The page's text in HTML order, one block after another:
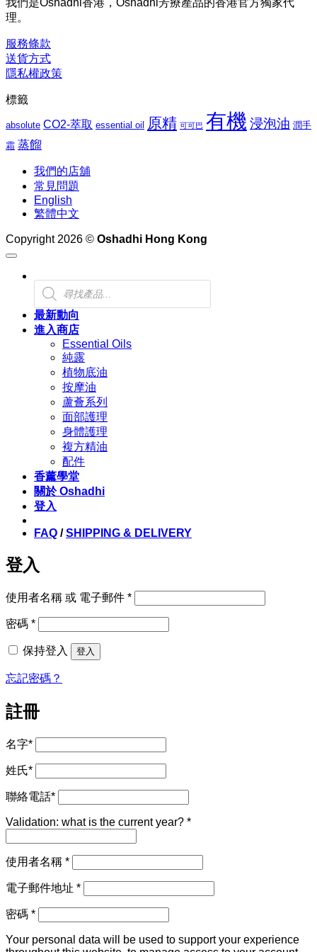
$276.00
我們是Oshadhi香港，Oshadhi芳療產品的香港官方獨家代
理。
服務條款
送貨方式
隱私權政策
標籤
absolute CO2-萃取 essential oil 原精 可可巴 有機 浸泡油 潤手
霜 蒸餾
我們的店舖
常見問題
English
繁體中文
Copyright 2026 © Oshadhi Hong Kong
Products
search
最新動向
進入商店
Essential Oils
純露
植物底油
按摩油
蘆薈系列
面部護理
身體護理
複方精油
配件
香薰學堂
關於 Oshadhi
登入
FAQ /SHIPPING & DELIVERY
登入
使用者名稱 或 電子郵件 *必
密碼 *必
保持登入
登入
忘記密碼？
註冊
名字*
姓氏*
聯絡電話*
Validation: what is the current year? *
使用者名稱 *必
電子郵件地址 *必
密碼 *必
Your personal data will be used to support your experience